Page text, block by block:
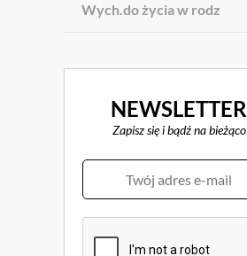
Wych.do życia w rodz
NEWSLETTER
Zapisz się i bądź na bieżąco